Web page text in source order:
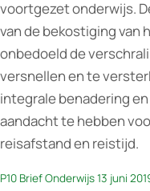
voortgezet onderwijs.
van de bekostiging
onbedoeld de
versnellen en te
integrale benadering
aandacht te hebben
reisafstand en reistijd.
P10 Brief Onderwijs 13 juni